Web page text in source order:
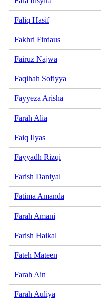
Faliq Hasif
Fakhri Firdaus
Fairuz Najwa
Faqihah Sofiyya
Fayyeza Arisha
Farah Alia
Faiq Ilyas
Fayyadh Rizqi
Farish Daniyal
Fatima Amanda
Farah Amani
Farish Haikal
Fateh Mateen
Farah Ain
Farah Auliya